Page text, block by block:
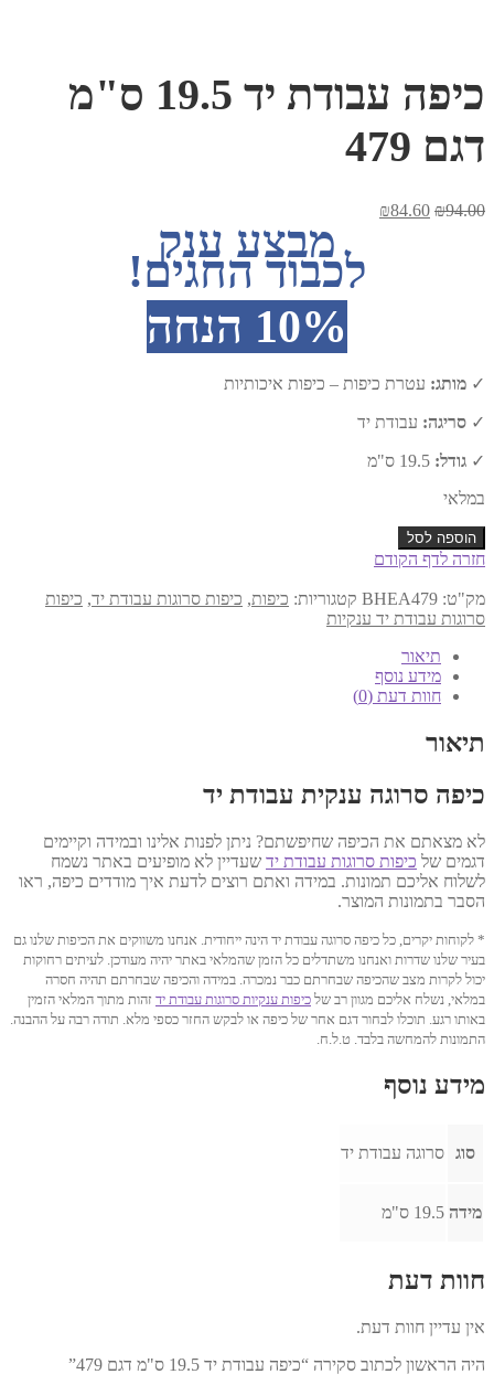
כיפה עבודת יד 19.5 ס"מ
דגם 479
₪94.00
המחיר₪84.60
הוא:
₪84.60.
מבצע ענק
לכבוד החגים!
10% הנחה
✓ מותג: עטרת כיפות – כיפות איכותיות
✓ סריגה: עבודת יד
✓ גודל:
במלאי
כמות
של
עבודת
יד
הוספה לסל
חזרה לדף הקודם
מק"ט: BHEA479 קטגוריות: כיפות, כיפות סרוגות עבודת יד, כיפות
סרוגות עבודת יד ענקיות
תיאור
מידע נוסף
חוות דעת (0)
תיאור
כיפה סרוגה ענקית עבודת יד
לא מצאתם את הכיפה שחיפשתם? ניתן לפנות אלינו ובמידה וקיימים
דגמים של כיפות סרוגות עבודת יד שעדיין לא מופיעים באתר נשמח
לשלוח אליכם תמונות. במידה ואתם רוצים לדעת איך מודדים כיפה, ראו
הסבר בתמונות המוצר.
* לקוחות יקרים, כל כיפה סרוגה עבודת יד הינה ייחודית. אנחנו משווקים את הכיפות שלנו גם
בעיר שלנו שדרות ואנחנו משתדלים כל הזמן שהמלאי באתר יהיה מעודכן. לעיתים רחוקות
יכול לקרות מצב שהכיפה שבחרתם כבר נמכרה. במידה והכיפה שבחרתם תהיה חסרה
במלאי, נשלח אליכם מגוון רב של כיפות ענקיות סרוגות עבודת יד זהות מתוך המלאי הזמין
באותו רגע. תוכלו לבחור דגם אחר של כיפה או לבקש החזר כספי מלא. תודה רבה על ההבנה.
התמונות להמחשה בלבד. ט.ל.ח.
מידע נוסף
סוג סרוגה עבודת יד
מידה 19.5 ס"מ
חוות דעת
אין עדיין חוות דעת.
היה הראשון לכתוב סקירה “כיפה עבודת יד 19.5 ס"מ דגם 479”